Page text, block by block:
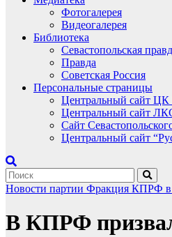
Фотогалерея
Видеогалерея
Библиотека
Севастопольская
Правда
Советская Россия
Персональные страницы
Центральный сайт
Центральный сайт
Сайт
Центральный сайт
Новости партии Фракция КПРФ в
В КПРФ